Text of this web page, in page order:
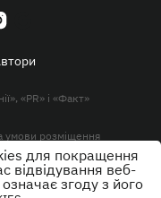
«PR» і «Факт»
умови розміщення
абзаці.
для покращення
відвідування веб-
згоду з його